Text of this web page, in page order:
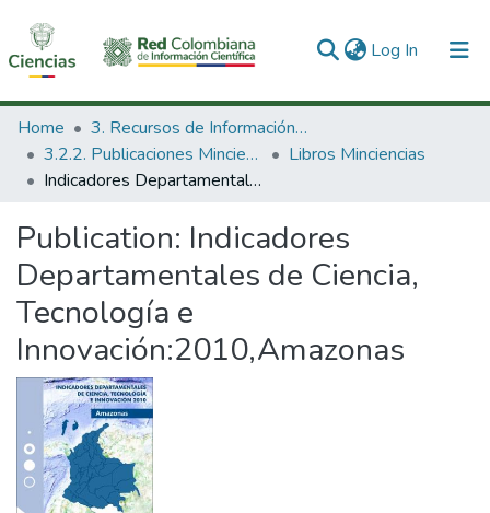
Log In (current)
Communities & Collections
All of DSpace
Home
3. Recursos de Información Científica y Tecnológica
3.2.2. Publicaciones Minciencias
Libros Minciencias
Indicadores Departamentales de Ciencia, Tecnología e Innovación:2010,Amazonas
Publication: Indicadores
Departamentales de Ciencia,
Tecnología e
Innovación:2010,Amazonas